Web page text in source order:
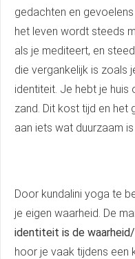
gedachten en
het leven wordt steeds
als je mediteert, en
die vergankelijk is zoals
identiteit. Je hebt je
zand. Dit kost tijd en het
aan iets wat duurzaam
Door kundalini yoga te
je eigen waarheid. De
identiteit is de waarheid/
hoor je vaak tijdens een